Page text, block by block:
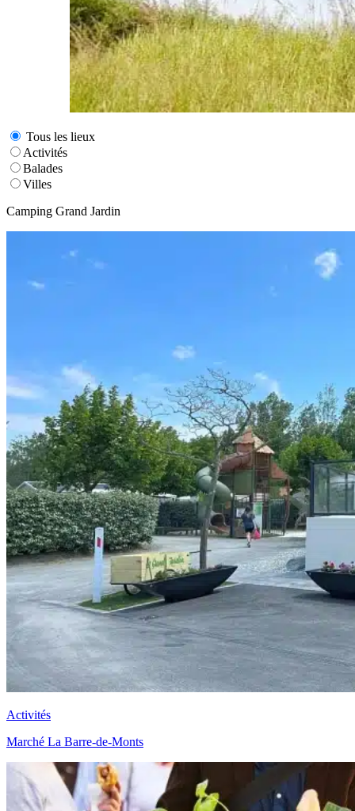
Tous les lieux
Activités
Balades
Villes
Camping Grand Jardin
Activités
Marché La Barre-de-Monts